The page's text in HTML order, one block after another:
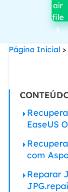
Página Inicial >
EaseUS
com
Reparar